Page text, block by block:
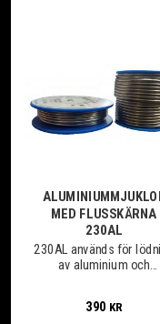
MED FLUSSKÄRNA
230AL
230AL används för
av aluminium och
kopparlegeringar
390 KR